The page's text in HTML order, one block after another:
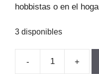
hobbistas o en el
3 disponibles
- +